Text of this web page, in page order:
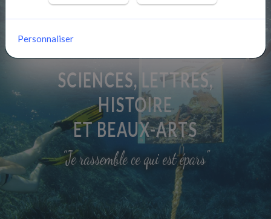
ACADEMIE DU VAR
SCIENCES, LETTRES,
HISTOIRE
ET BEAUX-ARTS
"Je rassemble ce qui est épars"
Personnaliser